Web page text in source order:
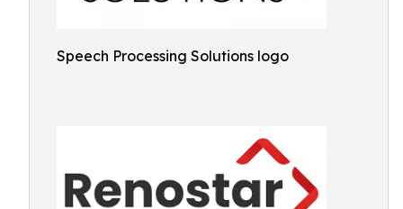
Speech Processing Solutions logo